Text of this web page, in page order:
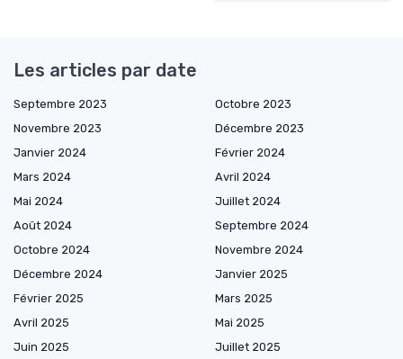
Les articles par date
Septembre 2023
Octobre 2023
Novembre 2023
Décembre 2023
Janvier 2024
Février 2024
Mars 2024
Avril 2024
Mai 2024
Juillet 2024
Août 2024
Septembre 2024
Octobre 2024
Novembre 2024
Décembre 2024
Janvier 2025
Février 2025
Mars 2025
Avril 2025
Mai 2025
Juin 2025
Juillet 2025